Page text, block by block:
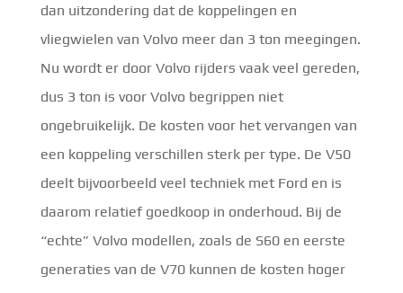
dan uitzondering dat de koppelingen en
vliegwielen van Volvo meer dan 3 ton meegingen.
Nu wordt er door Volvo rijders vaak veel gereden,
dus 3 ton is voor Volvo begrippen niet
ongebruikelijk. De kosten voor het vervangen van
een koppeling verschillen sterk per type. De V50
deelt bijvoorbeeld veel techniek met Ford en is
daarom relatief goedkoop in onderhoud. Bij de
“echte” Volvo modellen, zoals de S60 en eerste
generaties van de V70 kunnen de kosten hoger